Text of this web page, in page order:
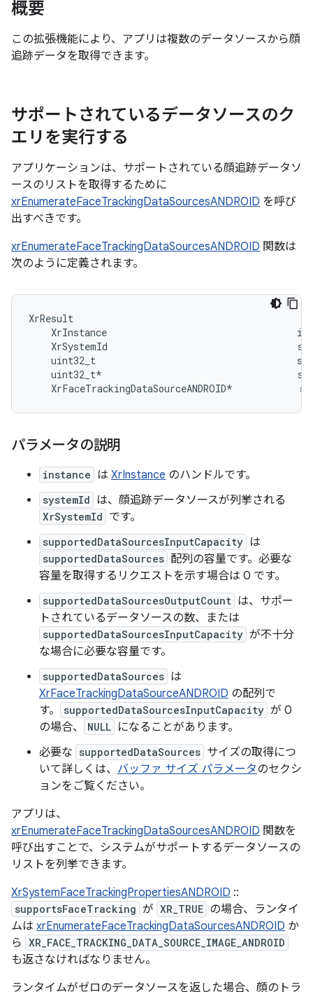
概要
この拡張機能により、アプリは複数のデータソースから顔
追跡データを取得できます。
サポートされているデータソースのク
エリを実行する
アプリケーションは、サポートされている顔追跡データソ
ースのリストを取得するために
xrEnumerateFaceTrackingDataSourcesANDROID を呼び
出すべきです。
xrEnumerateFaceTrackingDataSourcesANDROID 関数は
次のように定義されます。
XrResult
XrInstance
XrSystemId
uint32_t
uint32_t*
パラメータの説明
instance は XrInstance のハンドルです。
systemId は、顔追跡データソースが列挙される
XrSystemId です。
supportedDataSourcesInputCapacity は
supportedDataSources 配列の容量です。必要な
容量を取得するリクエストを示す場合は 0 です。
supportedDataSourcesOutputCount は、サポー
トされているデータソースの数、または
supportedDataSourcesInputCapacity が不十分
な場合に必要な容量です。
supportedDataSources は
XrFaceTrackingDataSourceANDROID の配列で
す。
supportedDataSourcesInputCapacity が 0
の場合、
NULL になることがあります。
必要な supportedDataSources サイズの取得につ
いて詳しくは、 バッファ サイズ パラメータのセクシ
ョンをご覧ください。
アプリは、
xrEnumerateFaceTrackingDataSourcesANDROID 関数を
呼び出すことで、システムがサポートするデータソースの
リストを列挙できます。
XrSystemFaceTrackingPropertiesANDROID ::
supportsFaceTracking が XR_TRUE の場合、ランタイ
ムは xrEnumerateFaceTrackingDataSourcesANDROID か
ら XR_FACE_TRACKING_DATA_SOURCE_IMAGE_ANDROID
も返さなければなりません。
ランタイムがゼロのデータソースを返した場合、顔のトラ